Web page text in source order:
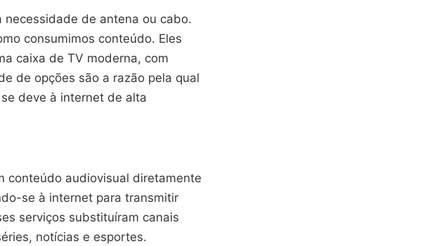
necessidade de antena ou cabo.
consumimos conteúdo. Eles
caixa de TV moderna, com
de opções são a razão pela qual
deve à internet de alta
conteúdo audiovisual diretamente
se à internet para transmitir
serviços substituíram canais
notícias e esportes.